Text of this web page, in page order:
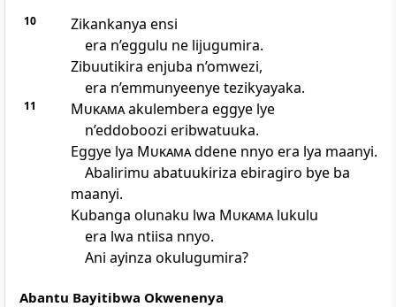
10
Zikankanya ensi
era n’eggulu ne lijugumira.
Zibuutikira enjuba n’omwezi,
era n’emmunyeenye tezikyayaka.
11 Mukamaakulembera eggye lye
n’eddoboozi eribwatuuka.
Eggye lya Mukamaddene nnyo era lya maanyi.
Abalirimu abatuukiriza ebiragiro bye ba
maanyi.
Kubanga olunaku lwa Mukamalukulu
era lwa ntiisa nnyo.
Ani ayinza okulugumira?
Abantu Bayitibwa Okwenenya